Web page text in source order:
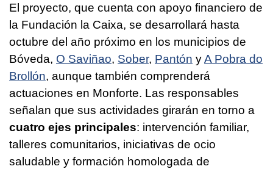
El proyecto, que cuenta con apoyo financiero de
la Fundación la Caixa, se desarrollará hasta
octubre del año próximo en los municipios de
Bóveda, O Saviñao, Sober, Pantón yA Pobra do
Brollón, aunque también comprenderá
actuaciones en Monforte. Las responsables
señalan que sus actividades girarán en torno a
cuatro ejes principales: intervención familiar,
talleres comunitarios, iniciativas de ocio
saludable y formación homologada de